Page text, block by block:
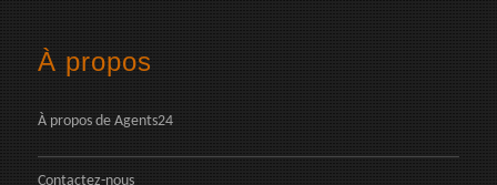
À propos
À propos de Agents24
Contactez-nous